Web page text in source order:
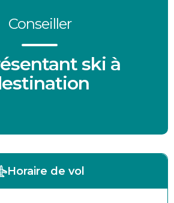
Conseiller
ski à
Horaire de vol